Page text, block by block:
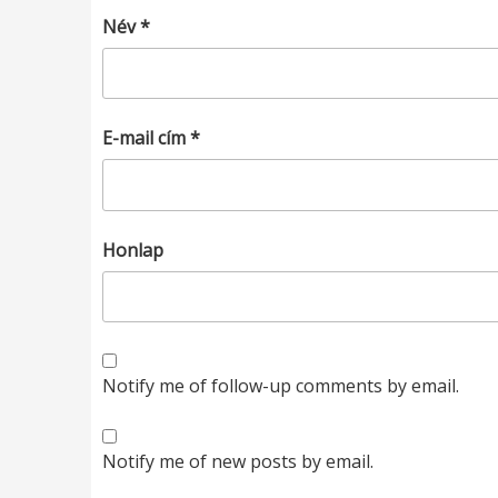
Név*
E-mail cím*
Honlap
Notify me of follow-up comments by email.
Notify me of new posts by email.